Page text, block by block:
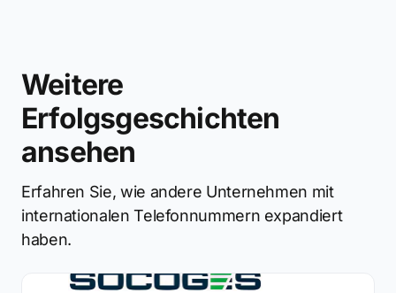
Weitere
Erfolgsgeschichten
ansehen
Erfahren Sie, wie andere Unternehmen mit
internationalen Telefonnummern expandiert
haben.